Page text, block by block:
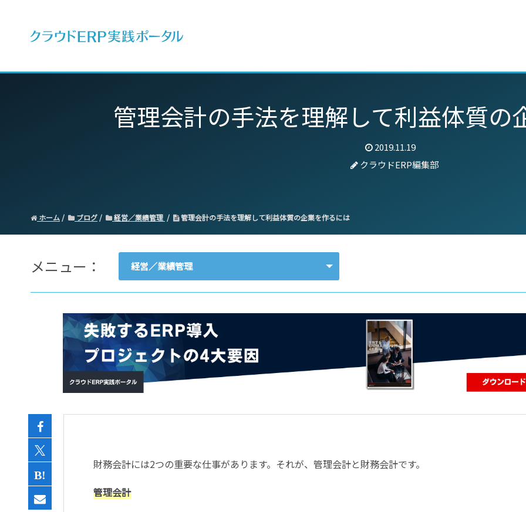
管理会計の手法を理解して利益体質の
2019.11.19
クラウドERP編集部
ホーム ブログ 経営／業績管理 管理会計の手法を理解して利益体質の企業を作るには
メニュー： 経営／業績管理
会計
経営／業績管理
サプライチェーン／生産管理
CRM／営業支援／Eコマース
データ分析／BI
財務会計には2つの重要な仕事があります。それが、管理会計と財務会計です。
管理会計